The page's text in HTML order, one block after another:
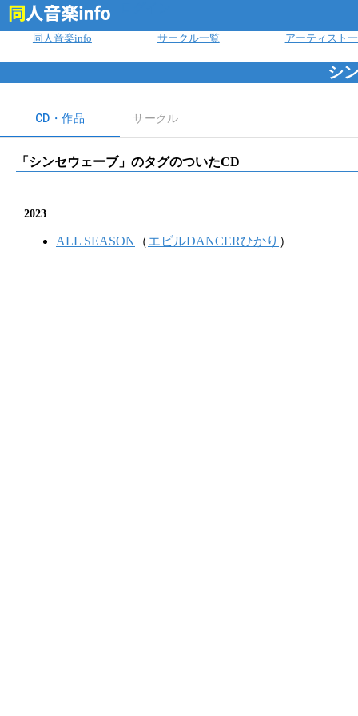
同人音楽info サークル一覧 アーティスト
シ
CD・作品 サークル
「 シンセウェーブ」のタグのついたCD
2023
ALL SEASON （エビルDANCERひかり ）